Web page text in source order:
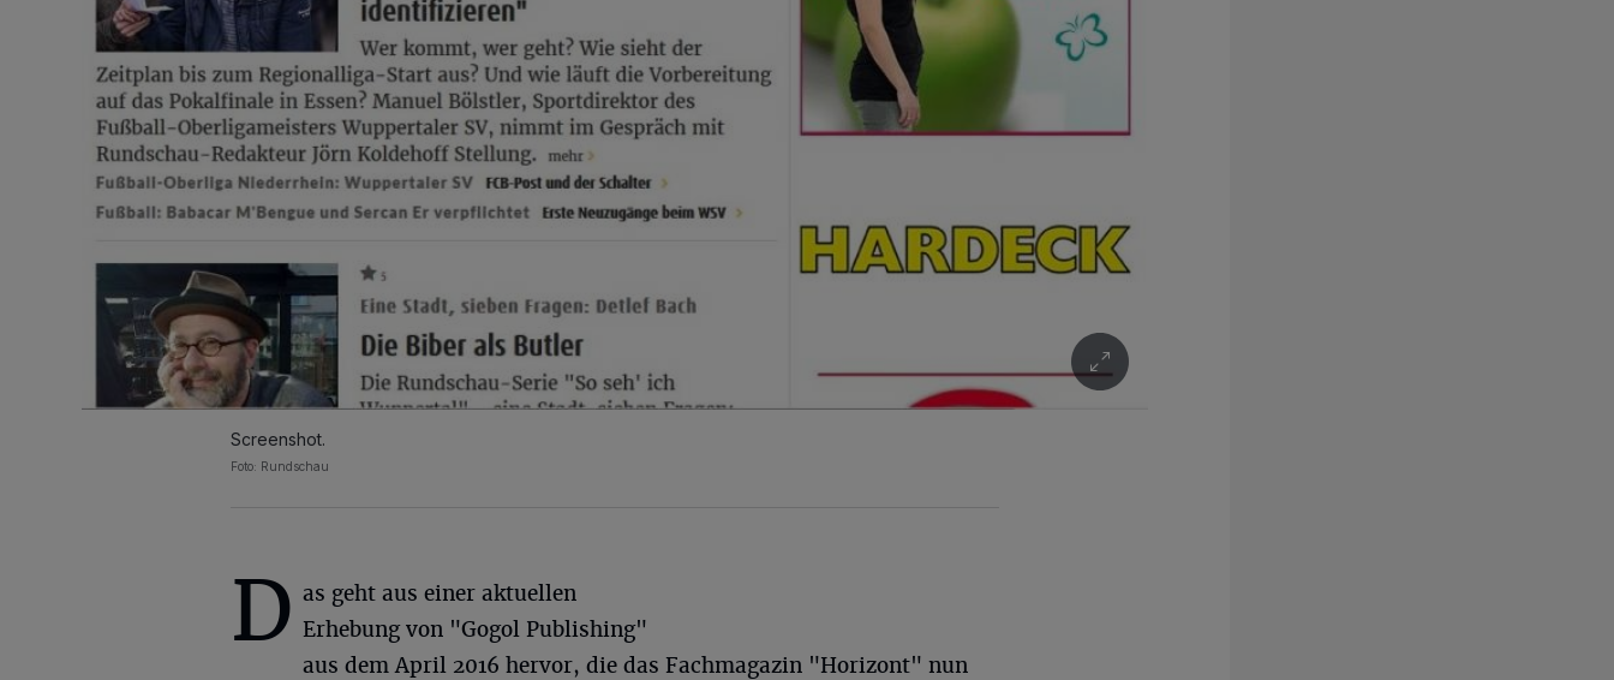
Screenshot.
Foto: Rundschau
D as geht aus einer aktuellen
Erhebung von "Gogol Publishing"
aus dem April 2016 hervor, die das Fachmagazin "Horizont" nun